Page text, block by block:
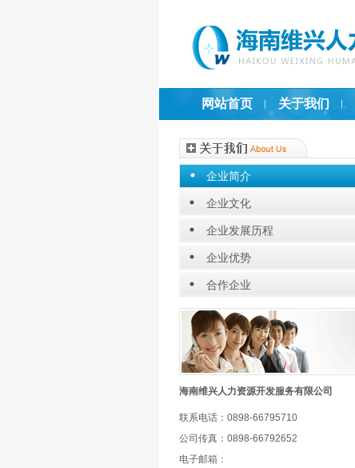
网站首页 关于我们
企业简介
企业文化
企业发展历程
企业优势
合作企业
海南维兴人力资源开发服务有限公司
联系电话：0898-66795710
公司传真：0898-66792652
电子邮箱：